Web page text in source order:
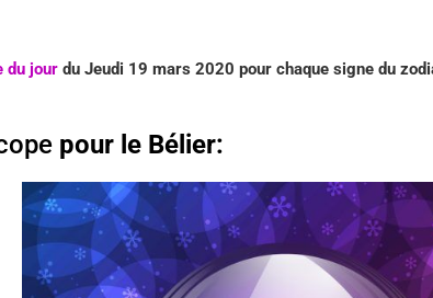
du jour du Jeudi 19 mars 2020 pour chaque signe du
pour le Bélier: